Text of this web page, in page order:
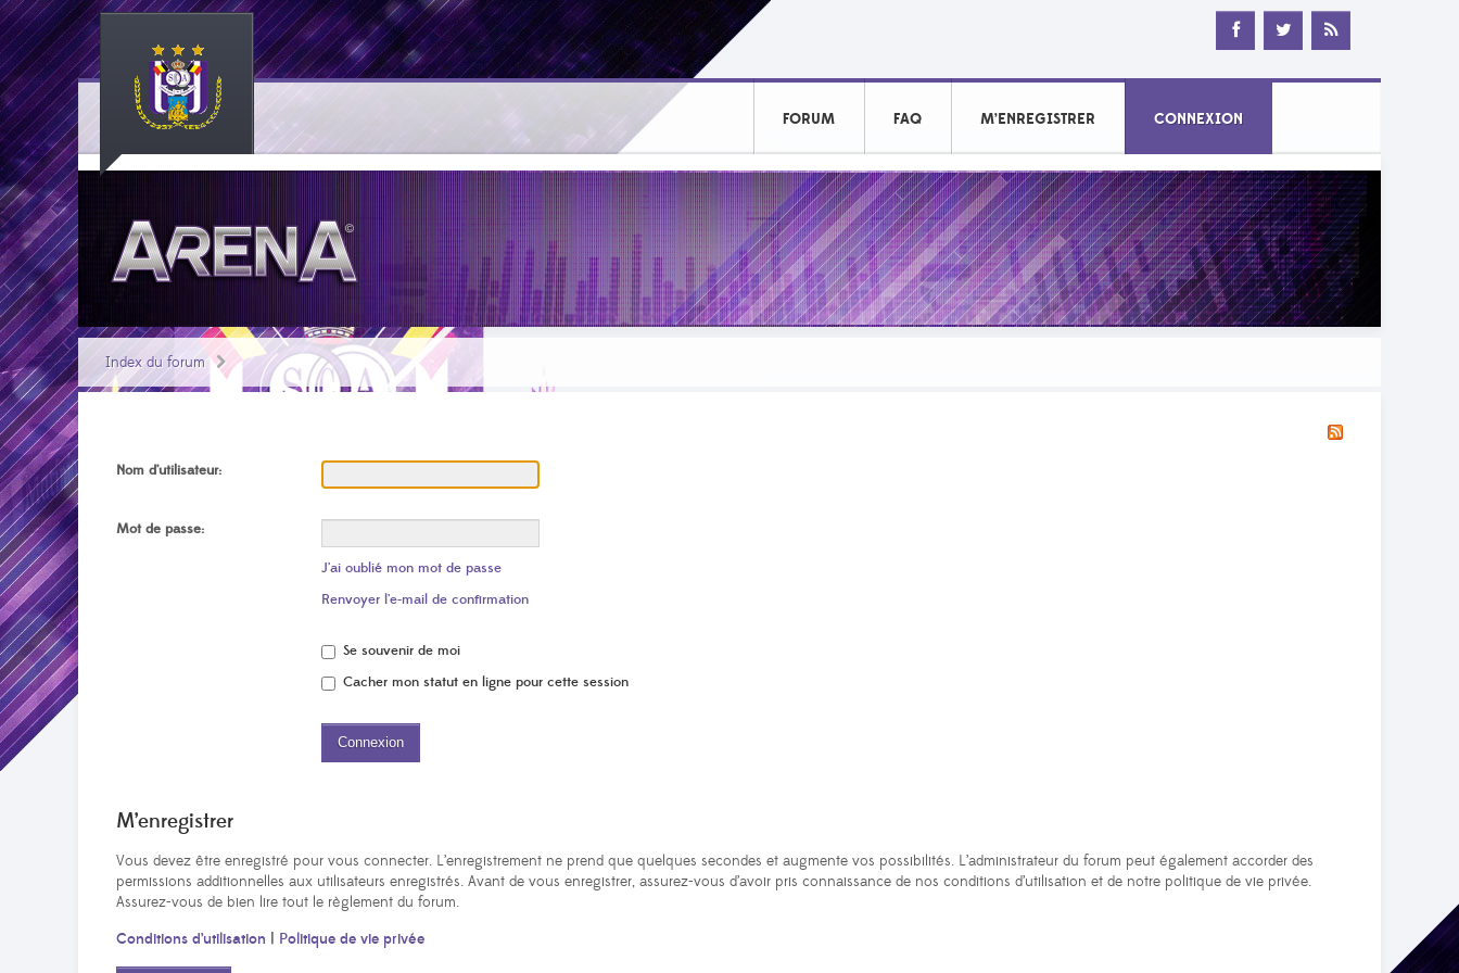
FORUM FAQ M’ENREGISTRER CONNEXION
Index du forum
Nom d’utilisateur:
Mot de passe:
J’ai oublié mon mot de passe
Renvoyer l’e-mail de confirmation
Se souvenir de moi
Cacher mon statut en ligne pour cette session
M’enregistrer
Vous devez être enregistré pour vous connecter. L’enregistrement ne prend que quelques secondes et augmente vos possibilités. L’administrateur du forum peut également accorder des
permissions additionnelles aux utilisateurs enregistrés. Avant de vous enregistrer, assurez-vous d’avoir pris connaissance de nos conditions d’utilisation et de notre politique de vie privée.
Assurez-vous de bien lire tout le règlement du forum.
Conditions d’utilisation | Politique de vie privée